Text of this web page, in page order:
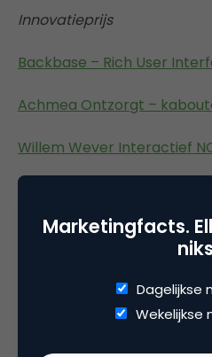
Innovatieprijs
Backbase – Rich User
Achmea Ontzorgt –
Willem Wever Interactief
Beste online adverteerder
Marketingfacts.
Dagelijkse
Wekelijkse